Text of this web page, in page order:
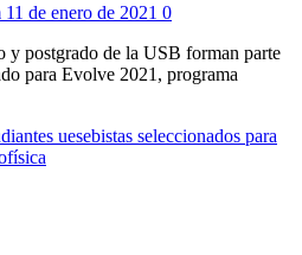
11 de enero de 2021 0
y postgrado de la USB forman parte
para Evolve 2021, programa
uesebistas seleccionados para